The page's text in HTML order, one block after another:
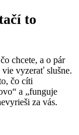
to
chcete, a o pár
vyzerať slušne.
čo cíti
a „funguje
za vás.